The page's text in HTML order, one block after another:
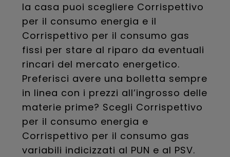
la casa puoi scegliere Corrispettivo
per il consumo energia e il
Corrispettivo per il consumo gas
fissi per stare al riparo da eventuali
rincari del mercato energetico.
Preferisci avere una bolletta sempre
in linea con i prezzi all’ingrosso delle
materie prime? Scegli Corrispettivo
per il consumo energia e
Corrispettivo per il consumo gas
variabili indicizzati al PUN e al PSV.